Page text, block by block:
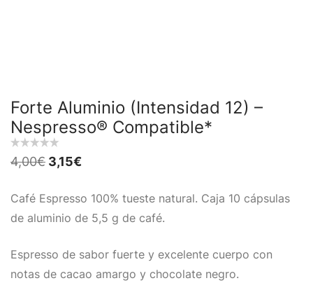
Forte Aluminio (Intensidad 12) –
Nespresso® Compatible*
4,00€ El
precio
4,00€.
3,15€El
3,15€.
Café Espresso 100% tueste natural. Caja 10 cápsulas
de aluminio de 5,5 g de café.
Espresso de sabor fuerte y excelente cuerpo con
notas de cacao amargo y chocolate negro.